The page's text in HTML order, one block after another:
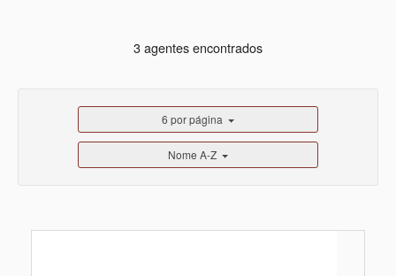
3 agentes encontrados
6 por página
Nome A-Z